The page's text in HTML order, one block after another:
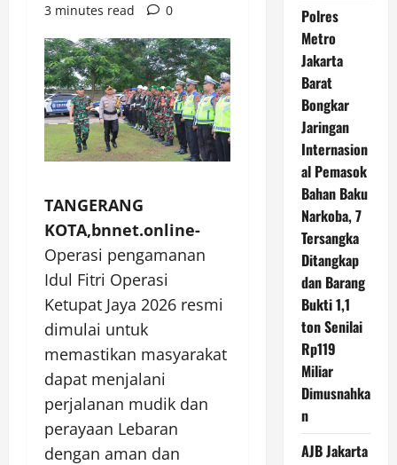
3 minutes read
0
TANGERANG
KOTA,bnnet.online-
Operasi pengamanan
Idul Fitri Operasi
Ketupat Jaya 2026 resmi
dimulai untuk
memastikan masyarakat
dapat menjalani
perjalanan mudik dan
perayaan Lebaran
dengan aman dan
Polres
Metro
Jakarta
Barat
Bongkar
Jaringan
Internasion
al Pemasok
Bahan Baku
Narkoba, 7
Tersangka
Ditangkap
dan Barang
Bukti 1,1
ton Senilai
Rp119
Miliar
Dimusnahka
n
AJB Jakarta